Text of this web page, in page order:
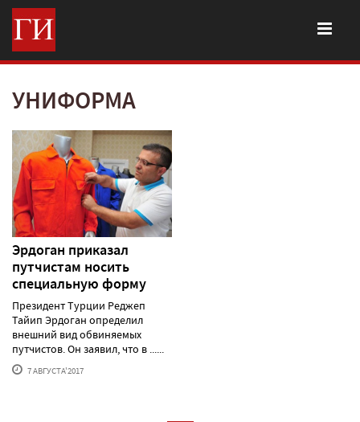
УНИФОРМА
Эрдоган приказал
путчистам носить
специальную форму
Президент Турции Реджеп
Тайип Эрдоган определил
внешний вид обвиняемых
путчистов. Он заявил, что в ......
7 АВГУСТА'2017